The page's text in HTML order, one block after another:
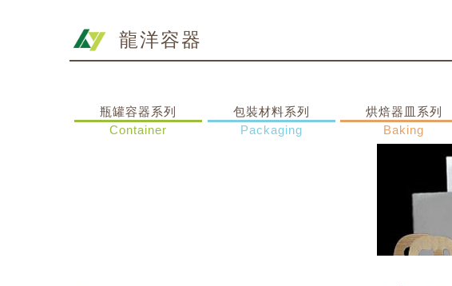
龍洋容器
瓶罐容器系列
Container
包裝材料系列
Packaging
烘焙器皿系列
Baking